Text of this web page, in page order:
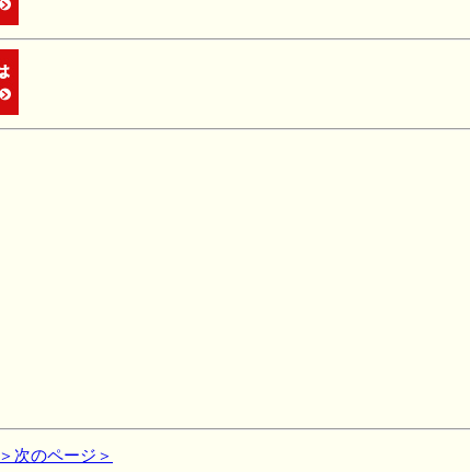
＞次のページ＞